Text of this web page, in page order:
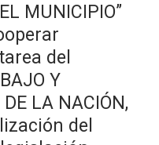
MUNICIPIO”
del
Y
LA NACIÓN,
del